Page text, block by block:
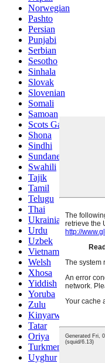
Norwegian
Pashto
Persian
Punjabi
Serbian
Sesotho
Sinhala
Slovak
Slovenian
Somali
Samoan
Scots Gaelic
Shona
Sindhi
Sundanese
Swahili
Tajik
Tamil
Telugu
Thai
Ukrainian
Urdu
Uzbek
Vietnamese
Welsh
Xhosa
Yiddish
Yoruba
Zulu
Kinyarwanda
Tatar
Oriya
Turkmen
Uyghur